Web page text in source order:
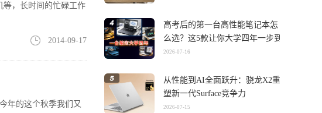
等，长时间的忙碌工作
2014-09-17
年的这个秋季我们又
高考后的第一台高性能笔记本怎
么选？这5款让你大学四年一步到
位
2026-07-16
从性能到AI全面跃升：骁龙X2重
塑新一代Surface竞争力
2026-07-15